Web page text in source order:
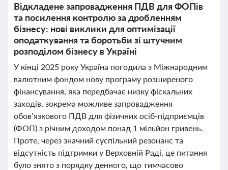
Відкладене запровадження ПДВ для ФОПів
та посилення контролю за дробленням
бізнесу: нові виклики для оптимізації
оподаткування та боротьби зі штучним
розподілом бізнесу в Україні
У кінці 2025 року Україна погодила з Міжнародним
валютним фондом нову програму розширеного
фінансування, яка передбачає низку фіскальних
заходів, зокрема можливе запровадження
обов’язкового ПДВ для фізичних осіб-підприємців
(ФОП) з річним доходом понад 1 мільйон гривень.
Проте, через значний суспільний резонанс та
відсутність підтримки у Верховній Раді, це питання
було знято з порядку денного, що тимчасово